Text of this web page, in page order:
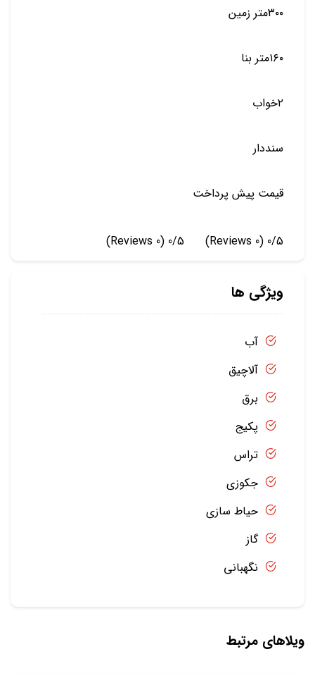
۳۰۰متر زمین
۱۶۰متر بنا
۲خواب
سنددار
قیمت پیش پرداخت
0/5
(0 Reviews)
0/5
(0 Reviews)
ویژگی ها
آب
آلاچیق
برق
پکیج
تراس
جکوزی
حیاط سازی
گاز
نگهبانی
ویلاهای مرتبط